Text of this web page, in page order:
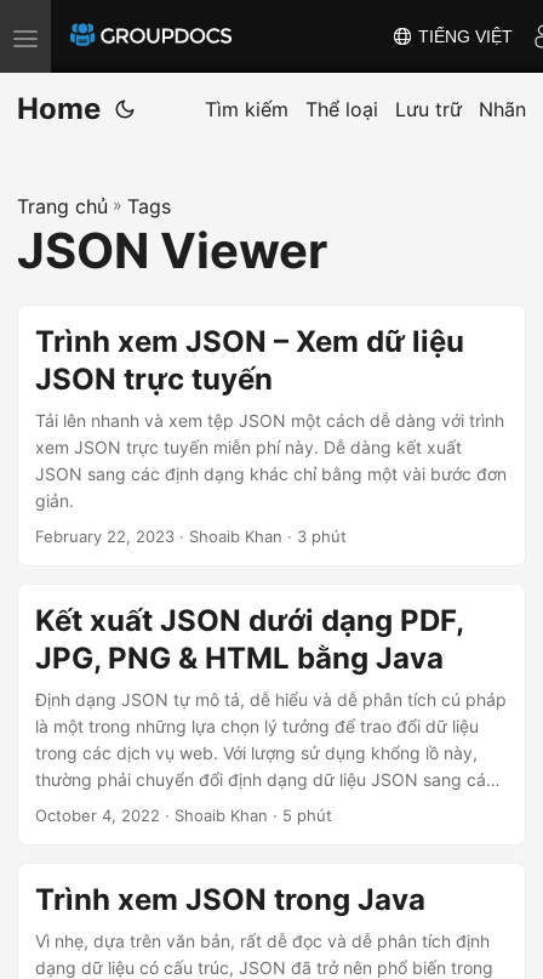
T
o
g
e
g
a
TIẾNG VIỆT
Home Tìm kiếm Thể loại Lưu trữ Nhãn
Trang chủ » Tags
JSON Viewer
Trình xem JSON – Xem dữ liệu
JSON trực tuyến
Tải lên nhanh và xem tệp JSON một cách dễ dàng với trình
xem JSON trực tuyến miễn phí này. Dễ dàng kết xuất
JSON sang các định dạng khác chỉ bằng một vài bước đơn
giản.
February 22, 2023 · Shoaib Khan · 3 phút
Kết xuất JSON dưới dạng PDF,
JPG, PNG & HTML bằng Java
Định dạng JSON tự mô tả, dễ hiểu và dễ phân tích cú pháp
là một trong những lựa chọn lý tưởng để trao đổi dữ liệu
trong các dịch vụ web. Với lượng sử dụng khổng lồ này,
thường phải chuyển đổi định dạng dữ liệu JSON sang các
định dạng khác cho các yêu cầu khác nhau. Trong bài viết
chuyển đổi các tệp JSON thành các định dạng JPG, PNG
và HTML trong ứng dụng Java.
October 4, 2022 · Shoaib Khan · 5 phút
Trình xem JSON trong Java
Vì nhẹ, dựa trên văn bản, rất dễ đọc và dễ phân tích định
dạng dữ liệu có cấu trúc, JSON đã trở nên phổ biến trong